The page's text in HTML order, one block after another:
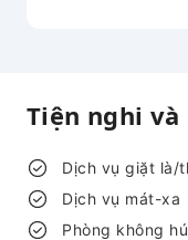
Tiện nghi và
Dịch vụ giặt là/
Dịch vụ mát-xa
Phòng không